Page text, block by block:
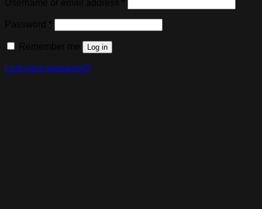
Log in
Lost your password?